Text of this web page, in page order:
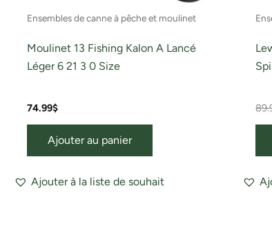
Ensembles de canne à pêche et moulinet
Moulinet 13 Fishing Kalon A Lancé
Léger 6 21 3 0 Size
74.99$
Ajouter au panier
Ajouter à la liste de souhait